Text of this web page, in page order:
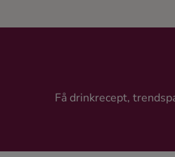
Få drinkrecept,